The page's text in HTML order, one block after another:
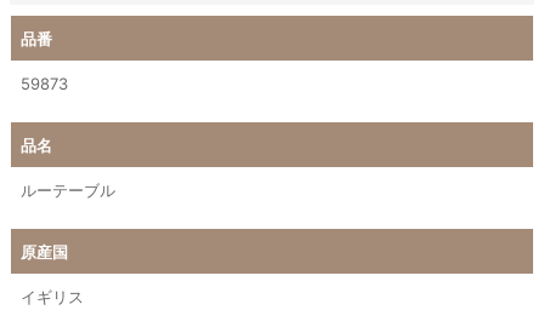
品番
59873
品名
ルーテーブル
原産国
イギリス